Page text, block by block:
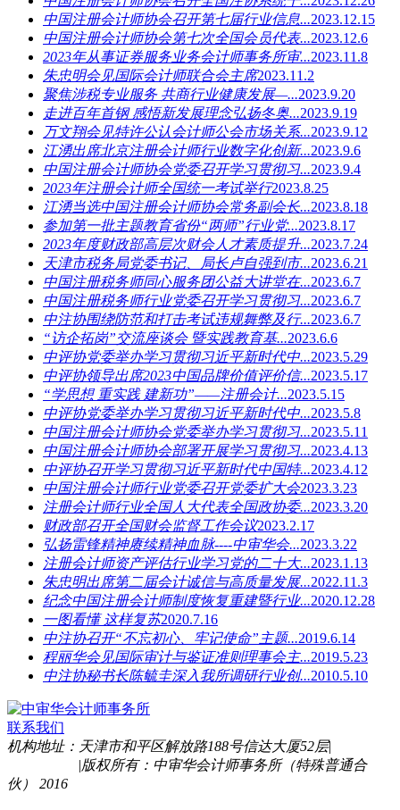
中国注册会计师协会召开第七届行业信息...2023.12.15
中国注册会计师协会第七次全国会员代表...2023.12.6
2023年从事证券服务业务会计师事务所审...2023.11.8
朱忠明会见国际会计师联合会主席2023.11.2
聚焦涉税专业服务 共商行业健康发展—...2023.9.20
走进百年首钢 感悟新发展理念弘扬冬奥...2023.9.19
万文翔会见特许公认会计师公会市场关系...2023.9.12
江湧出席北京注册会计师行业数字化创新...2023.9.6
中国注册会计师协会党委召开学习贯彻习...2023.9.4
2023年注册会计师全国统一考试举行2023.8.25
江湧当选中国注册会计师协会常务副会长...2023.8.18
参加第一批主题教育省份“两师”行业党...2023.8.17
2023年度财政部高层次财会人才素质提升...2023.7.24
天津市税务局党委书记、局长卢自强到市...2023.6.21
中国注册税务师同心服务团公益大讲堂在...2023.6.7
中国注册税务师行业党委召开学习贯彻习...2023.6.7
中注协围绕防范和打击考试违规舞弊及行...2023.6.7
“访企拓岗”交流座谈会 暨实践教育基...2023.6.6
中评协党委举办学习贯彻习近平新时代中...2023.5.29
中评协领导出席2023中国品牌价值评价信...2023.5.17
“学思想 重实践 建新功”——注册会计...2023.5.15
中评协党委举办学习贯彻习近平新时代中...2023.5.8
中国注册会计师协会党委举办学习贯彻习...2023.5.11
中国注册会计师协会部署开展学习贯彻习...2023.4.13
中评协召开学习贯彻习近平新时代中国特...2023.4.12
中国注册会计师行业党委召开党委扩大会2023.3.23
注册会计师行业全国人大代表全国政协委...2023.3.20
财政部召开全国财会监督工作会议2023.2.17
弘扬雷锋精神赓续精神血脉----中审华会...2023.3.22
注册会计师资产评估行业学习党的二十大...2023.1.13
朱忠明出席第二届会计诚信与高质量发展...2022.11.3
纪念中国注册会计师制度恢复重建暨行业...2020.12.28
一图看懂 这样复苏2020.7.16
中注协召开“不忘初心、牢记使命”主题...2019.6.14
程丽华会见国际审计与鉴证准则理事会主...2019.5.23
中注协秘书长陈毓圭深入我所调研行业创...2010.5.10
联系我们
机构地址：天津市和平区解放路188号信达大厦52层|
|版权所有：中审华会计师事务所（特殊普通合
伙） 2016